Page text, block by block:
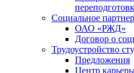
Социальное
ОАО «РЖД»
Договор о
Трудоустройство
Предложения
Центр